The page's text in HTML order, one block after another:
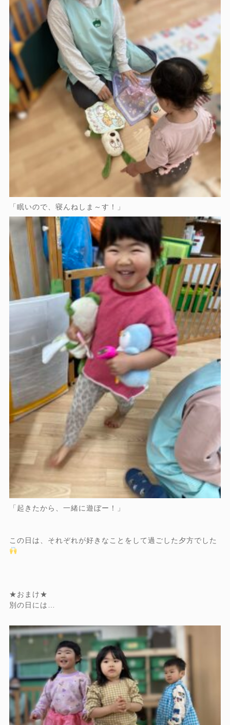
「眠いので、寝んねしま～す！」
「起きたから、一緒に遊ぼー！」
この日は、それぞれが好きなことをして過ごした夕方でした
★おまけ★
別の日には…